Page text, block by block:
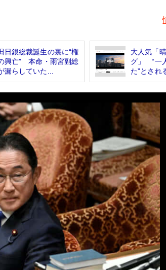
日銀総裁誕生の裏に“権
興亡” 本命・雨宮副総
漏らしていた...
大人気「
グ」 “一
た”とされ